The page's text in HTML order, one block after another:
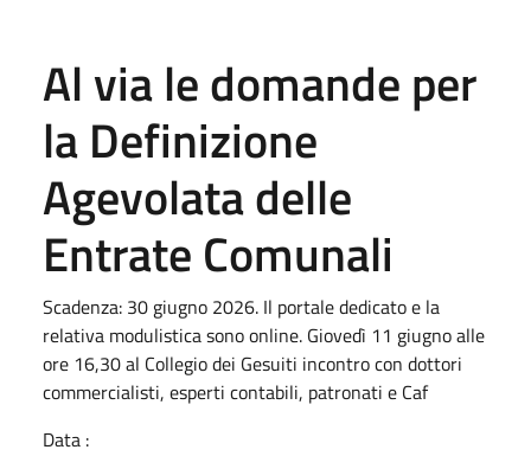
Al via le domande per
la Definizione
Agevolata delle
Entrate Comunali
Scadenza: 30 giugno 2026. Il portale dedicato e la
relativa modulistica sono online. Giovedì 11 giugno alle
ore 16,30 al Collegio dei Gesuiti incontro con dottori
commercialisti, esperti contabili, patronati e Caf
Data :